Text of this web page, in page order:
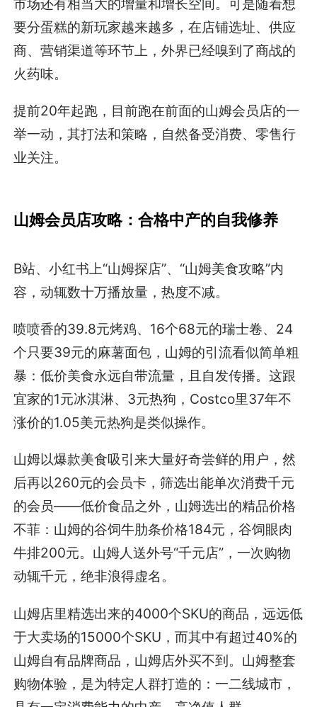
市场还有相当大的增量和增长空间。可是随着想
要分蛋糕的新玩家越来越多，在店铺选址、供应
商、营销渠道等环节上，外界已经嗅到了商战的
火药味。
提前20年起跑，目前跑在前面的山姆会员店的一
举一动，其打法和策略，自然备受消费、零售行
业关注。
山姆会员店攻略：合格中产的自我修养
B站、小红书上“山姆探店”、“山姆美食攻略”内
容，动辄数十万播放量，热度不减。
喷喷香的39.8元烤鸡、16个68元的瑞士卷、24
个只要39元的麻薯面包，山姆的引流看似简单粗
暴：低价美食永远自带流量，且自发传播。这跟
宜家的1元冰淇淋、3元热狗，Costco里37年不
涨价的1.05美元热狗是类似操作。
山姆以爆款美食吸引来大量好奇尝鲜的用户，然
后再以260元的会员卡，筛选出能单次消费千元
的会员——低价食品之外，山姆选出的精品价格
不菲：山姆的谷饲牛肋条价格184元，谷饲眼肉
牛排200元。山姆人送外号“千元店”，一次购物
动辄千元，绝非浪得虚名。
山姆店里精选出来的4000个SKU的商品，远远低
于大卖场的15000个SKU，而其中有超过40%的
山姆自有品牌商品，山姆店外买不到。山姆整套
购物体验，是为特定人群打造的：一二线城市，